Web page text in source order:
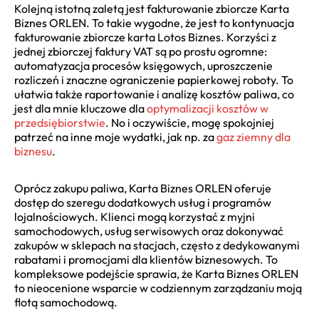
Kolejną istotną zaletą jest fakturowanie zbiorcze Karta
Biznes ORLEN. To takie wygodne, że jest to kontynuacja
fakturowanie zbiorcze karta Lotos Biznes. Korzyści z
jednej zbiorczej faktury VAT są po prostu ogromne:
automatyzacja procesów księgowych, uproszczenie
rozliczeń i znaczne ograniczenie papierkowej roboty. To
ułatwia także raportowanie i analizę kosztów paliwa, co
jest dla mnie kluczowe dlaoptymalizacji kosztów w
przedsiębiorstwie. No i oczywiście, mogę spokojniej
patrzeć na inne moje wydatki, jak np. zagaz ziemny dla
biznesu.
Oprócz zakupu paliwa, Karta Biznes ORLEN oferuje
dostęp do szeregu dodatkowych usług i programów
lojalnościowych. Klienci mogą korzystać z myjni
samochodowych, usług serwisowych oraz dokonywać
zakupów w sklepach na stacjach, często z dedykowanymi
rabatami i promocjami dla klientów biznesowych. To
kompleksowe podejście sprawia, że Karta Biznes ORLEN
to nieocenione wsparcie w codziennym zarządzaniu moją
flotą samochodową.